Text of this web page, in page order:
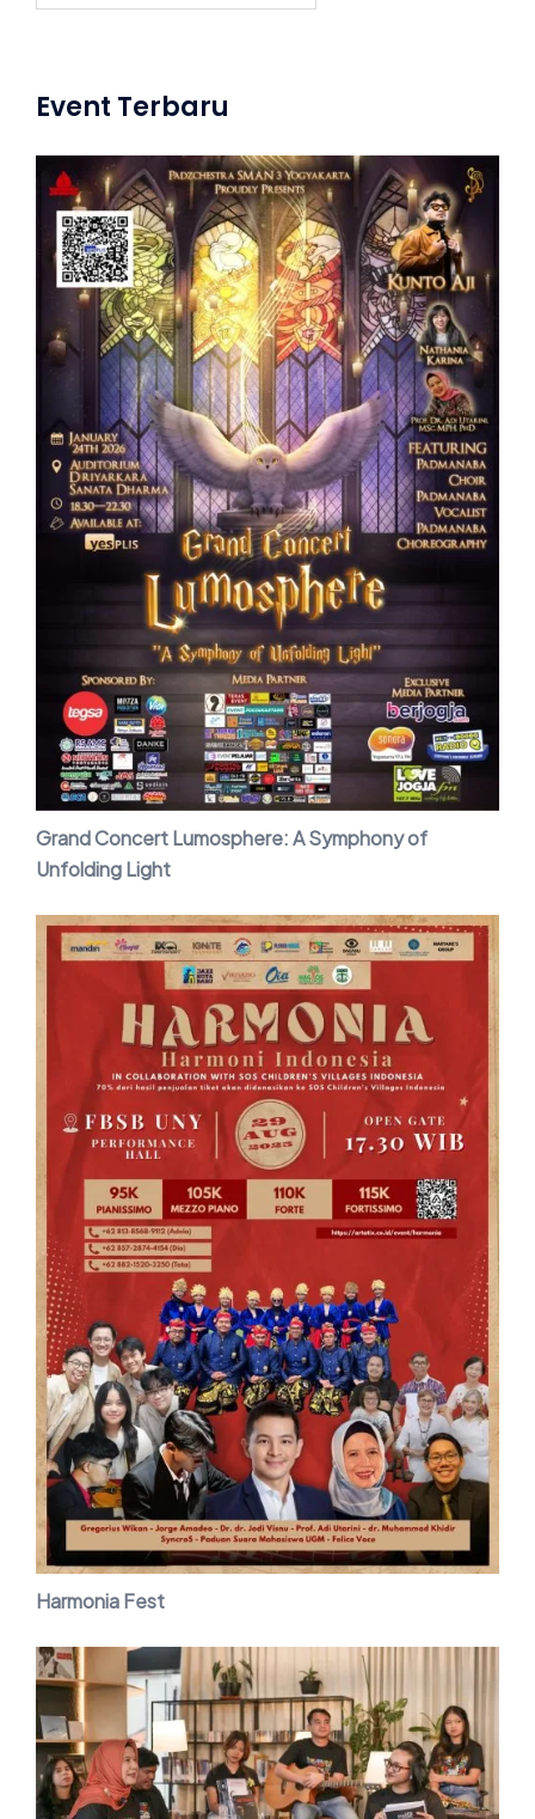
Event Terbaru
Grand Concert Lumosphere: A Symphony of
Unfolding Light
Harmonia Fest